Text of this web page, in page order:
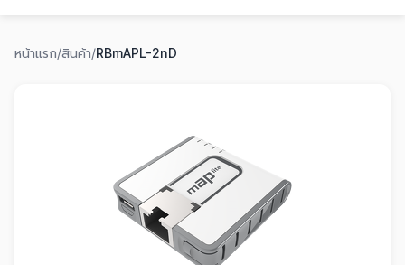
หน้าแรก/สินค้า/RBmAPL-2nD